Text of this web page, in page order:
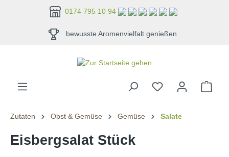
0174 795 10 94
bewusste Aromenvielfalt genießen
Zutaten Obst & Gemüse Gemüse Salate
Eisbergsalat Stück